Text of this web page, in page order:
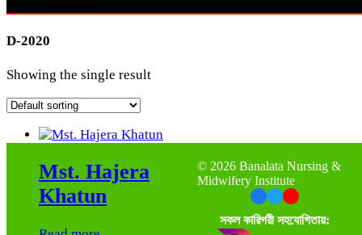
D-2020
Showing the single result
Mst. Hajera
Khatun
© 2026 Banalata Nursing &
Midwifery Institute
সকল কারিগরী সহযোগিতায়: